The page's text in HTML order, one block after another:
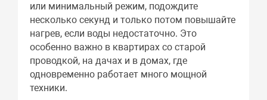
или минимальный режим, подождите
несколько секунд и только потом повышайте
нагрев, если воды недостаточно. Это
особенно важно в квартирах со старой
проводкой, на дачах и в домах, где
одновременно работает много мощной
техники.